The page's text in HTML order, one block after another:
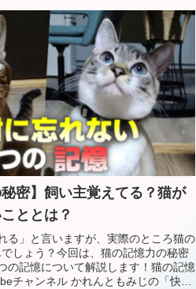
秘密】飼い主覚えてる？猫が
ととは？
る」と言いますが、実際のところ猫の
しょう？今回は、猫の記憶力の秘密
の記憶について解説します！猫の記憶
チャンネル かれんともみじの「快適